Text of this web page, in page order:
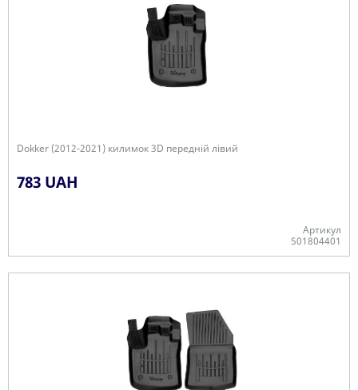
Dokker (2012-2021) килимок 3D передній лівий
783 UAH
Артикул
501804401